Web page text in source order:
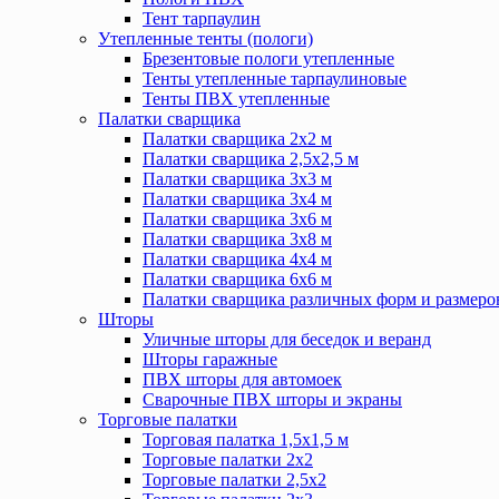
Тент тарпаулин
Утепленные тенты (пологи)
Брезентовые пологи утепленные
Тенты утепленные тарпаулиновые
Тенты ПВХ утепленные
Палатки сварщика
Палатки сварщика 2х2 м
Палатки сварщика 2,5х2,5 м
Палатки сварщика 3х3 м
Палатки сварщика 3х4 м
Палатки сварщика 3х6 м
Палатки сварщика 3х8 м
Палатки сварщика 4х4 м
Палатки сварщика 6х6 м
Палатки сварщика различных форм и
Шторы
Уличные шторы для беседок и веранд
Шторы гаражные
ПВХ шторы для автомоек
Сварочные ПВХ шторы и экраны
Торговые палатки
Торговая палатка 1,5х1,5 м
Торговые палатки 2х2
Торговые палатки 2,5х2